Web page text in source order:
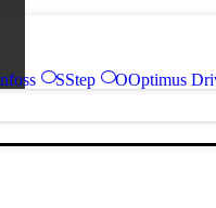
SStep OOptimus